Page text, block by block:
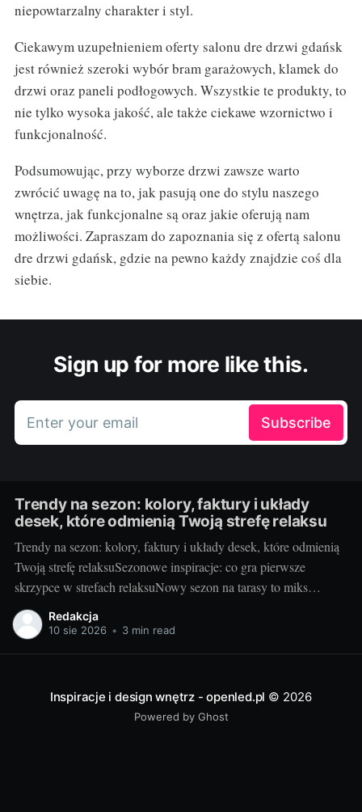
niepowtarzalny charakter i styl.
Ciekawym uzupełnieniem oferty salonu dre drzwi gdańsk
jest również szeroki wybór bram garażowych, klamek do
drzwi oraz paneli podłogowych. Wszystkie te produkty, to
nie tylko wysoka jakość, ale także ciekawe wzornictwo i
funkcjonalność.
Podsumowując, przy wyborze drzwi zawsze warto
zwrócić uwagę na to, jak pasują one do stylu naszego
wnętrza, jak funkcjonalne są oraz jakie oferują nam
możliwości. Zapraszam do zapoznania się z ofertą salonu
dre drzwi gdańsk, gdzie na pewno każdy znajdzie coś dla
siebie.
Sign up for more like this.
Enter your email Subscribe
Trendy na sezon: kolory, faktury i układy
desek, które odmienią Twoją strefę relaksu
Trendy na sezon: kolory, faktury i układy desek, które odmienią
Twoją strefę relaksuSezonowe inspiracje: co gra pierwsze
skrzypce w strefach relaksuNowy sezon na tarasy to miks
naturalnych odcieni, miękkich faktur i układów, które budują
architektoniczny rytm. Bazą, która łączy estetykę z wygodą
Redakcja
10 sie 2026 • 3 min read
Inspiracje i design wnętrz - openled.pl © 2026
Powered by Ghost